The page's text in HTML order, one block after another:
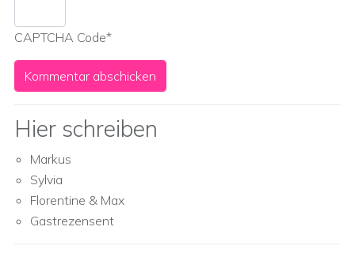
CAPTCHA Code*
Hier schreiben
Markus
Sylvia
Florentine & Max
Gastrezensent